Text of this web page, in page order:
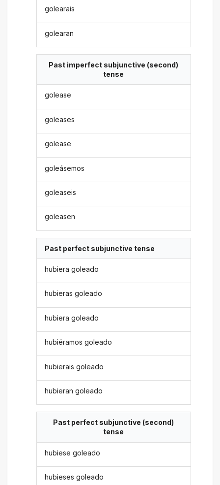
golearais
golearan
Past imperfect subjunctive (second)
tense
golease
goleases
golease
goleásemos
goleaseis
goleasen
Past perfect subjunctive tense
hubiera goleado
hubieras goleado
hubiera goleado
hubiéramos goleado
hubierais goleado
hubieran goleado
Past perfect subjunctive (second)
tense
hubiese goleado
hubieses goleado